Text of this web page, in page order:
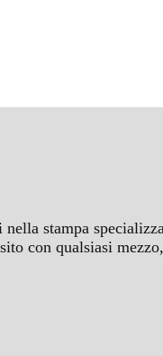
stampa
con qualsiasi